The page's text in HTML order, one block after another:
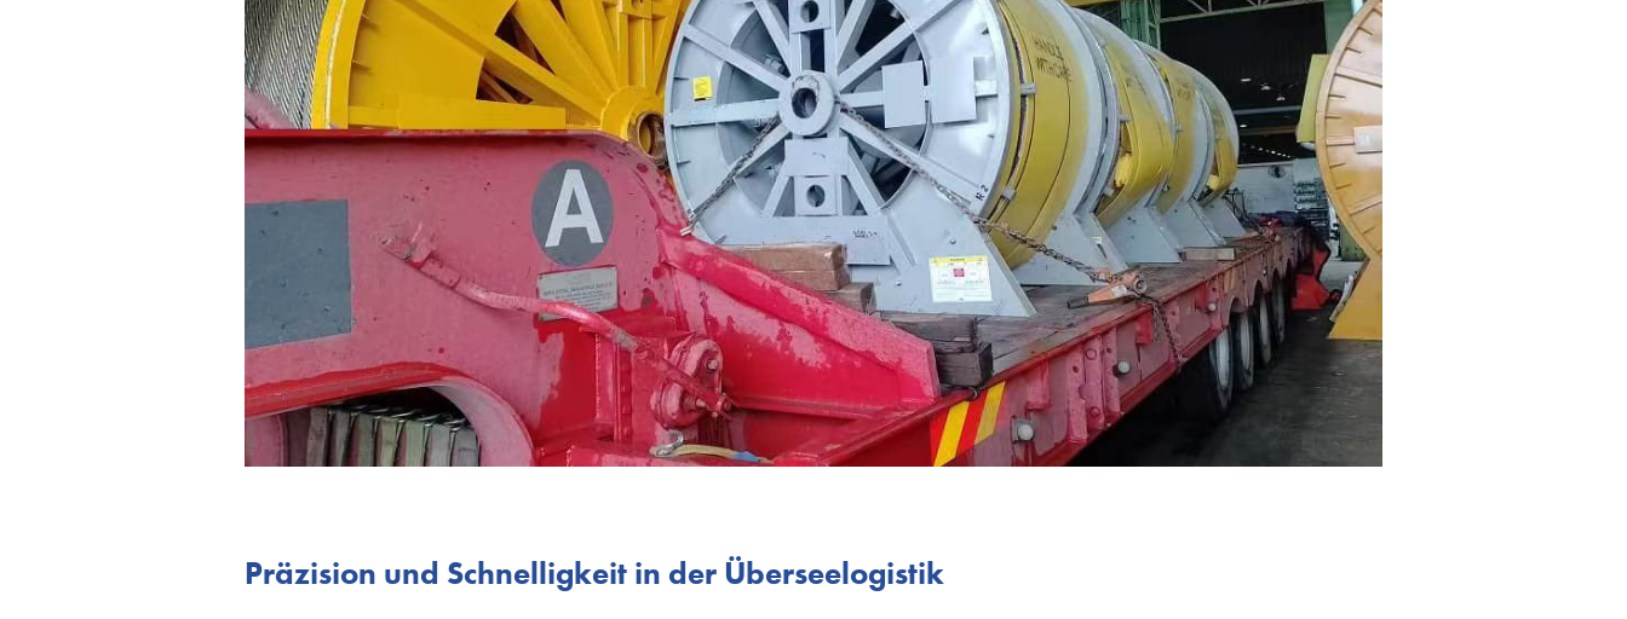
Präzision und Schnelligkeit in der Überseelogistik